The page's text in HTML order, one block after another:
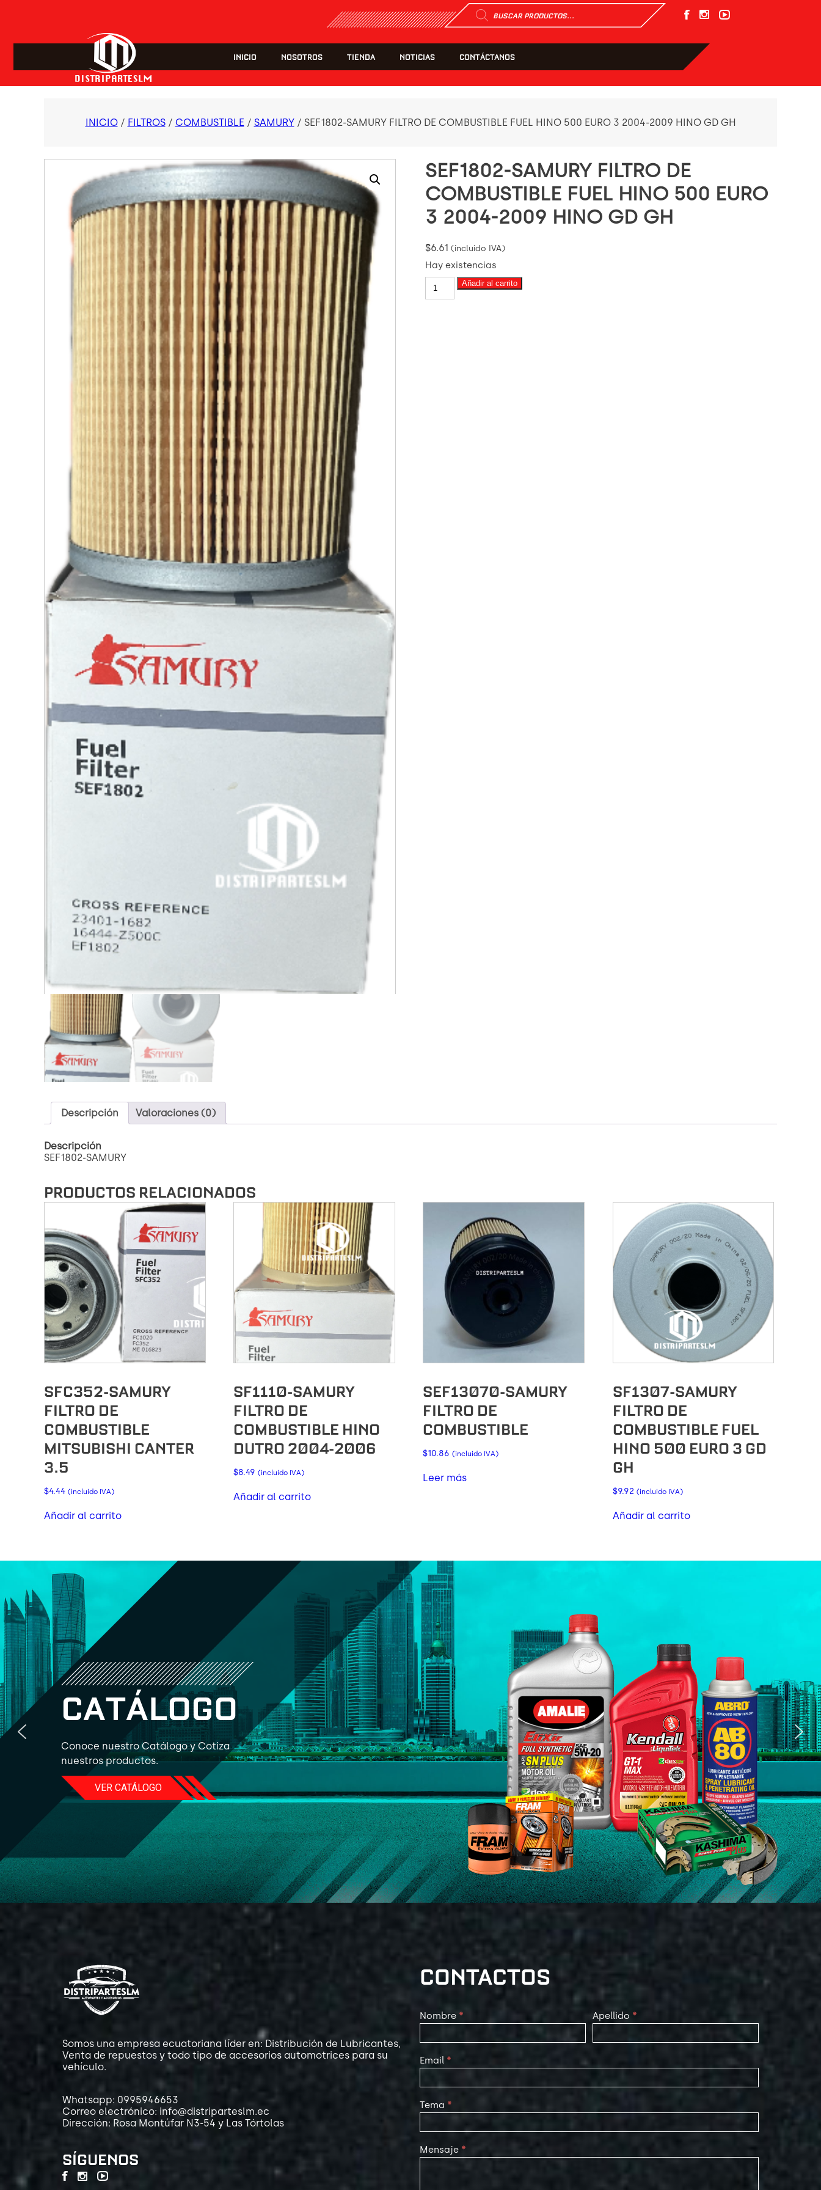
Búsqueda
de
productos
INICIO NOSOTROS TIENDA NOTICIAS CONTÁCTANOS
INICIO/ FILTROS/ COMBUSTIBLE/ SAMURY/ SEF1802-SAMURY FILTRO DE COMBUSTIBLE FUEL HINO 500 EURO 3 2004-2009 HINO GD GH
SEF1802-SAMURY FILTRO DE
COMBUSTIBLE FUEL HINO 500 EURO
3 2004-2009 HINO GD GH
$6.61 (incluido IVA)
Hay existencias
SEF1802-
SAMURY
Añadir al carrito
Descripción Valoraciones (0)
Descripción
SEF1802-SAMURY
PRODUCTOS RELACIONADOS
SFC352-SAMURY
FILTRO DE
COMBUSTIBLE
MITSUBISHI CANTER
3.5
$4.44 (incluido IVA)
Añadir al carrito
SF1110-SAMURY
FILTRO DE
COMBUSTIBLE HINO
DUTRO 2004-2006
$8.49 (incluido IVA)
Añadir al carrito
SEF13070-SAMURY
FILTRO DE
COMBUSTIBLE
$10.86 (incluido IVA)
Leer más
SF1307-SAMURY
FILTRO DE
COMBUSTIBLE FUEL
HINO 500 EURO 3 GD
GH
$9.92 (incluido IVA)
Añadir al carrito
CATÁLOGO
Conoce nuestro Catálogo y Cotiza
nuestros productos.
VER CATÁLOGO
Somos una empresa ecuatoriana líder en: Distribución de Lubricantes,
Venta de repuestos y todo tipo de accesorios automotrices para su
vehículo.
Whatsapp: 0995946653
Correo electrónico: info@distriparteslm.ec
Dirección: Rosa Montúfar N3-54 y Las Tórtolas
SÍGUENOS
CONTACTOS
Contact
Us
Nombre * Apellido *
Email *
Tema *
Mensaje *